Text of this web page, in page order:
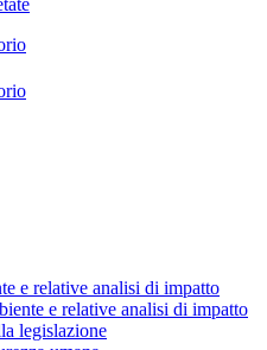
e relative analisi di impatto
e relative analisi di impatto
legislazione